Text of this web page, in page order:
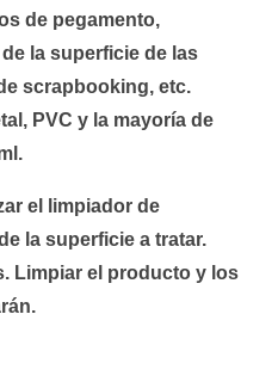
de pegamento,
la superficie de las
scrapbooking, etc.
PVC y la mayoría de
el limpiador de
la superficie a tratar.
Limpiar el producto y los